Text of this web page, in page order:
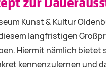
Kunst & Kultur
langfristigen
Hiermit nämlich bietet
kennenzulernen und